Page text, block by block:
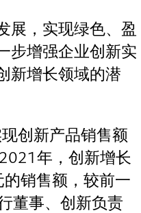
展，实现绿色、盈
步增强企业创新实
新增长领域的潜
创新产品销售额
年，创新增长
销售额，较前一
董事、创新负责